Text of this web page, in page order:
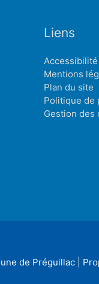
Liens
Mentions
Plan du site
Politique de
Gestion des
de Préguillac |